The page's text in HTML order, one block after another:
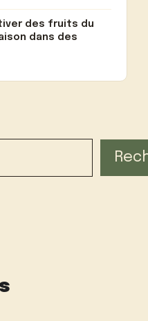
des fruits du
dans des